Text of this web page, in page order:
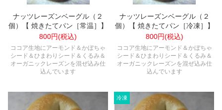
ナッツレーズンベーグル（２
個）【 焼きたてパン［常温］】
800円(税込)
ココア生地にアーモンド＆かぼちゃ
シード＆ひまわりシード＆くるみ＆
オーガニックレーズンを混ぜ込み仕
込んでいます
ナッツレーズンベーグル（２
個）【 焼きたてパン［冷凍］】
800円(税込)
ココア生地にアーモンド＆かぼちゃ
シード＆ひまわりシード＆くるみ＆
オーガニックレーズンを混ぜ込み仕
込んでいます